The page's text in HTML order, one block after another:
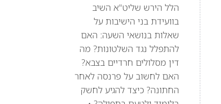
הלל הירש שליט"א השיב
בוועידת בני הישיבות על
שאלות בנושאי השעה: האם
להתפלל נגד השלטונות? מה
דין מסלולים חרדיים בצבא?
האם לחשוב על פרנסה לאחר
החתונה? כיצד להגיע לחשק